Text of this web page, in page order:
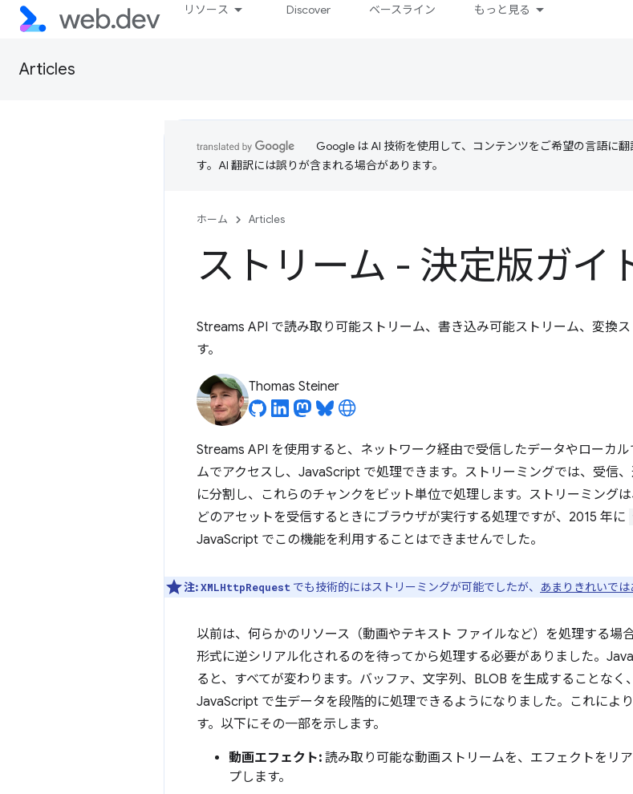
リソース Discover ベースライン もっと見る
Articles
Google は AI 技術を使用して、コンテンツをご希望の言語に翻
す。AI 翻訳には誤りが含まれる場合があります。
ホーム Articles
ストリーム - 決定版ガイ
Streams API で読み取り可能ストリーム、書き込み可能ストリーム、変換
す。
Thomas Steiner
Streams API を使用すると、ネットワーク経由で受信したデータやローカ
ムでアクセスし、JavaScript で処理できます。ストリーミングでは、受信
に分割し、これらのチャンクをビット単位で処理します。ストリーミング
どのアセットを受信するときにブラウザが実行する処理ですが、2015 年に
JavaScript でこの機能を利用することはできませんでした。
注:XMLHttpRequest でも技術的にはストリーミングが可能でしたが、 あまりきれいで
以前は、何らかのリソース（動画やテキスト ファイルなど）を処理する場
形式に逆シリアル化されるのを待ってから処理する必要がありました。
ると、すべてが変わります。バッファ、文字列、BLOB を生成することな
JavaScript で生データを段階的に処理できるようになりました。これによ
す。以下にその一部を示します。
動画エフェクト: 読み取り可能な動画ストリームを、エフェクトをリ
プします。